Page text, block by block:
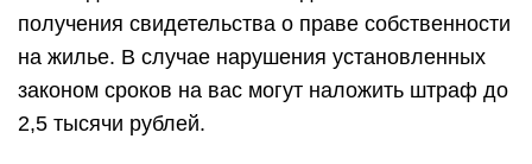
получения свидетельства о праве собственности
на жилье. В случае нарушения установленных
законом сроков на вас могут наложить штраф до
2,5 тысячи рублей.